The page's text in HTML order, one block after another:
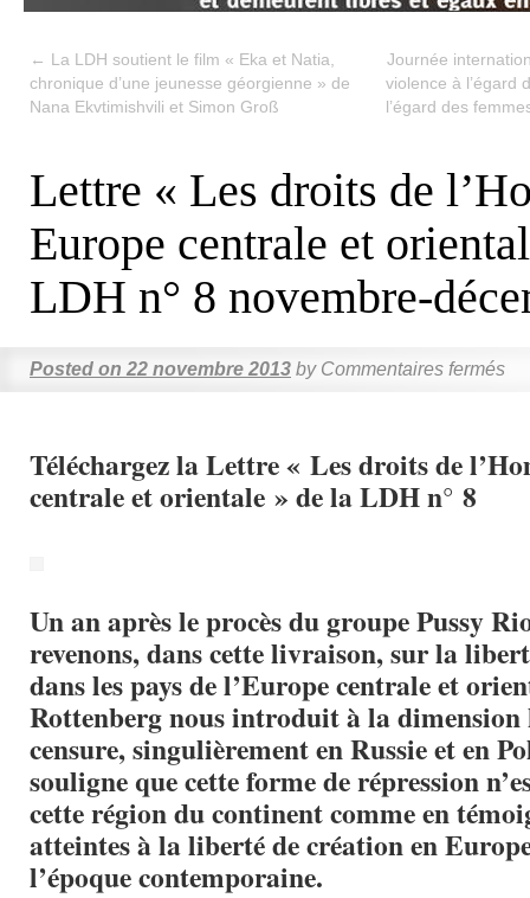
← La LDH soutient le film « Eka et Natia,
chronique d’une jeunesse géorgienne » de
Nana Ekvtimishvili et Simon Groß
Journée
violence à l’égard
l’égard des
Lettre « Les droits de
Europe centrale et
LDH n° 8 novembre-
Posted on 22 novembre 2013 by Commentaires fermés
Téléchargez la Lettre « Les droits de
centrale et orientale » de la LDH n° 8
Un an après le procès du groupe Pussy
revenons, dans cette livraison, sur la
dans les pays de l’Europe centrale et
Rottenberg nous introduit à la
censure, singulièrement en Russie et en
souligne que cette forme de répression
cette région du continent comme en
atteintes à la liberté de création en
l’époque contemporaine.